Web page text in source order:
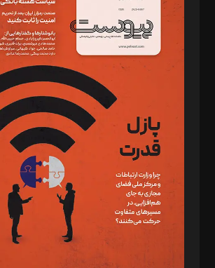
د‌بیر ناداستان: سمانه سمیع
د‌بیر خدمت و تجارت: ابوالفضل رجبی
د‌بیر حقوق فناوری: حسام‌الدین ایپکچی
د‌بیر پیوست جهان: مینا پاکدل
د‌بیر تحریریه آنلاین: بابک نقاش
تحریریه‌: مجتبی محمود‌ی، آرش برهمند، یسنا
مصطفی مسجدی آرانی، ابوالفضل رجبی، زهرا فکرانه،
رستمی،مصطفی باستان
ویرایش: نگار استاد‌‌آقا
طراح یونیفرم: مجید توکلی
فیلمبرداری و عکاسی: امیر شفیعی، مانی لطفی زاده
گرافیک و صفحه‌آرایی: سید‌سبحان‌علی ثابت
مد‌یر توسعه تجاری: کامبیز برید‌
امور مالی: شاپور رهبری، محمد‌ کاظمی‌نیا